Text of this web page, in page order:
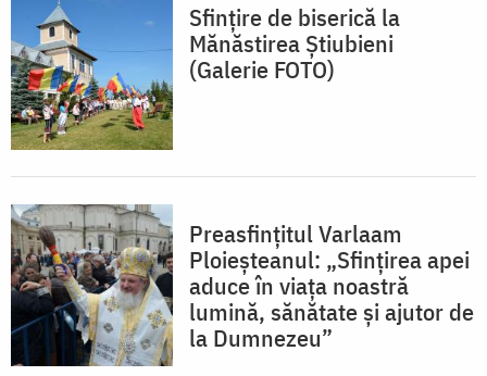
Sfinţire de biserică la
Mănăstirea Ştiubieni
(Galerie FOTO)
Preasfinţitul Varlaam
Ploieșteanul: „Sfinţirea apei
aduce în viaţa noastră
lumină, sănătate şi ajutor de
la Dumnezeu”